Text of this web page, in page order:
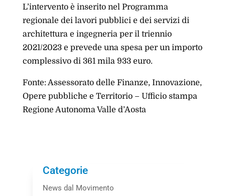
L’intervento è inserito nel Programma
regionale dei lavori pubblici e dei servizi di
architettura e ingegneria per il triennio
2021/2023 e prevede una spesa per un importo
complessivo di 361 mila 933 euro.
Fonte: Assessorato delle Finanze, Innovazione,
Opere pubbliche e Territorio – Ufficio stampa
Regione Autonoma Valle d’Aosta
Categorie
News dal Movimento